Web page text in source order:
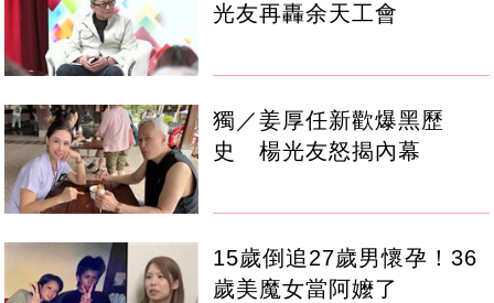
光友再轟余天工會
獨／姜厚任新歡爆黑歷
史 楊光友怒揭內幕
15歲倒追27歲男懷孕！36
歲美魔女當阿嬤了